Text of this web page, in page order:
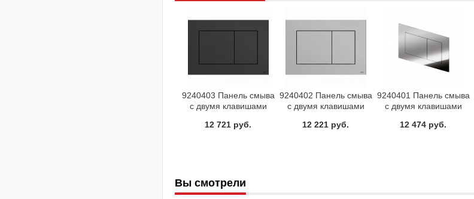
9240403 Панель смыва
с двумя клавишами
12 721 руб.
9240402 Панель смыва
с двумя клавишами
TECEnow
12 221 руб.
9240401 Панель смыва
с двумя клавишами
TECEnow
12 474 руб.
Вы смотрели